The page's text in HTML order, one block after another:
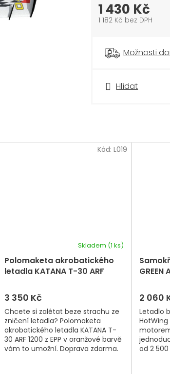
Hlídat
1 430 Kč
1 182 Kč bez DPH
Možnosti
Polomaketa akrobatického
letadla KATANA T-30 ARF
Skladem (1 ks)
3 350 Kč
Chcete si zalétat beze strachu ze
zničení letadla? Polomaketa
akrobatického letadla KATANA T-
30 ARF 1200 z EPP v oranžové barvě
vám to umožní. Doprava zdarma.
Kód: L019
2 060
Letadlo
HotWing
od 2 500